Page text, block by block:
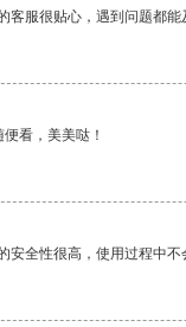
客服很贴心，遇到问题都能
看，美美哒！
安全性很高，使用过程中不